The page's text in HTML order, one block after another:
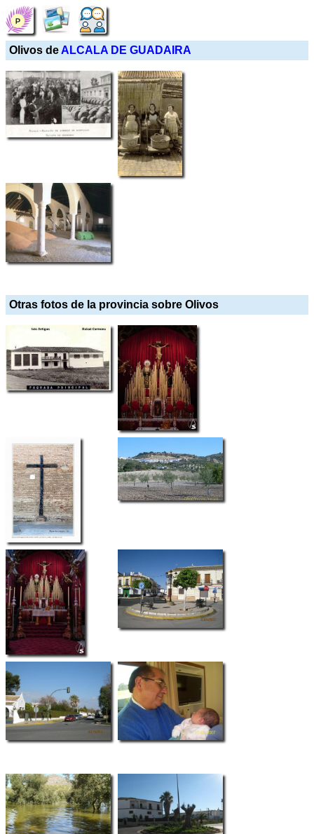
Olivos de ALCALA DE GUADAIRA
Otras fotos de la provincia sobre Olivos